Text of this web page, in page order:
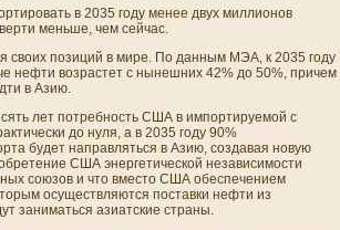
в 2035 году менее двух миллионов
меньше, чем сейчас.
своих позиций в мире. По данным МЭА, к 2035 году
нефти возрастет с нынешни­х 42% до 50%, причем
в Азию.
лет потребность США в импортируемой с
до нуля, а в 2035 году 90%
будет направляться в Азию, создавая новую
США энергетической независимости
союзов и что вместо США обеспечени­ем
осуществляются поставки нефти из
зани­маться азиатские страны.